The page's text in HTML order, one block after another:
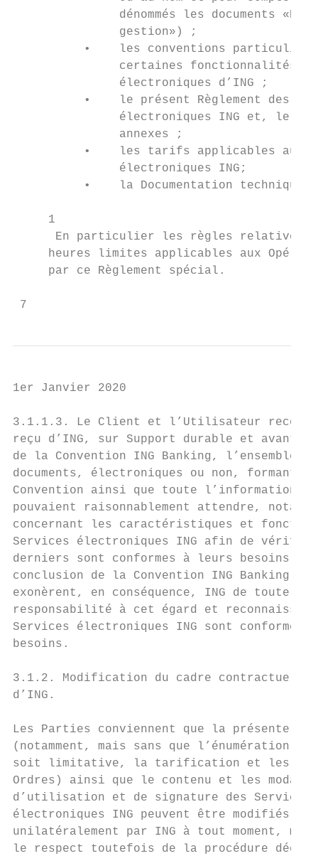
dénommés les documents
gestion») ;
•    les conventions
certaines fonctionnalités
électroniques d’ING ;
•    le présent Règlement des
électroniques ING et, le
annexes ;
•    les tarifs applicables aux
électroniques ING;
•    la Documentation technique
     1
En particulier les règles relatives
heures limites applicables aux
     par ce Règlement spécial.
7
1er Janvier 2020
3.1.1.3. Le Client et l’Utilisateur
reçu d’ING, sur Support durable et
de la Convention ING Banking,
documents, électroniques ou non,
Convention ainsi que toute
pouvaient raisonnablement attendre,
concernant les caractéristiques et
Services électroniques ING afin de
derniers sont conformes à leurs besoins.
conclusion de la Convention ING
exonèrent, en conséquence, ING de
responsabilité à cet égard et
Services électroniques ING sont conformes
besoins.
3.1.2. Modification du cadre contractuel
d’ING.
Les Parties conviennent que la présente
(notamment, mais sans que
soit limitative, la tarification et les
Ordres) ainsi que le contenu et les
d’utilisation et de signature des
électroniques ING peuvent être
unilatéralement par ING à tout moment,
le respect toutefois de la procédure